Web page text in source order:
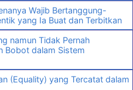
Wajib Bertanggung-
yang Ia Buat dan Terbitkan
namun Tidak Pernah
Bobot dalam Sistem
(Equality) yang Tercatat dalam